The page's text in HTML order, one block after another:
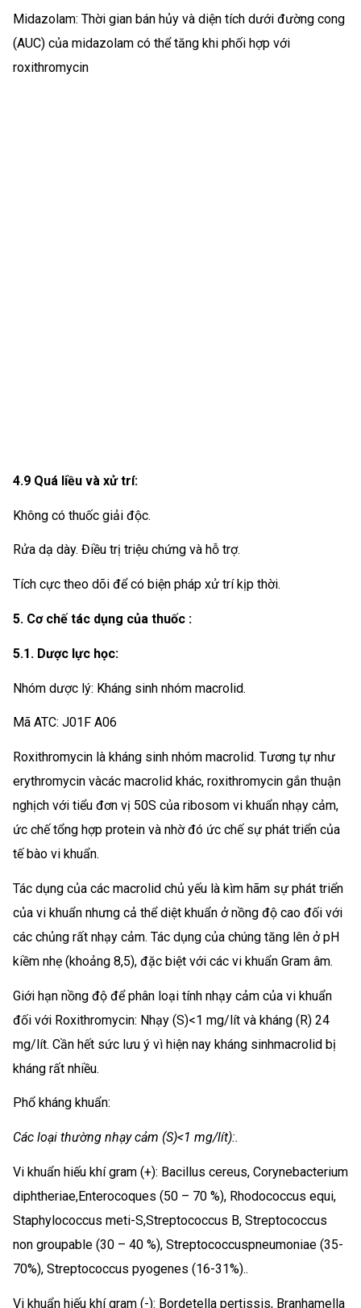
Midazolam: Thời gian bán hủy và diện tích dưới đường cong
(AUC) của midazolam có thể tăng khi phối hợp với
roxithromycin
4.9 Quá liều và xử trí:
Không có thuốc giải độc.
Rửa dạ dày. Điều trị triệu chứng và hỗ trợ.
Tích cực theo dõi để có biện pháp xử trí kịp thời.
5. Cơ chế tác dụng của thuốc :
5.1. Dược lực học:
Nhóm dược lý: Kháng sinh nhóm macrolid.
Mã ATC: J01F A06
Roxithromycin là kháng sinh nhóm macrolid. Tương tự như
erythromycin vàcác macrolid khác, roxithromycin gắn thuận
nghịch với tiểu đơn vị 50S của ribosom vi khuẩn nhạy cảm,
ức chế tổng hợp protein và nhờ đó ức chế sự phát triển của
tế bào vi khuẩn.
Tác dụng của các macrolid chủ yếu là kìm hãm sự phát triển
của vi khuẩn nhưng cả thể diệt khuẩn ở nồng độ cao đối với
các chủng rất nhạy cảm. Tác dụng của chúng tăng lên ở pH
kiềm nhẹ (khoảng 8,5), đặc biệt với các vi khuẩn Gram âm.
Giới hạn nồng độ để phân loại tính nhạy cảm của vi khuẩn
đối với Roxithromycin: Nhạy (S)<1 mg/lít và kháng (R) 24
mg/lít. Cần hết sức lưu ý vì hiện nay kháng sinhmacrolid bị
kháng rất nhiều.
Phổ kháng khuẩn:
Các loại thường nhạy cảm (S)<1 mg/lít):.
Vi khuẩn hiếu khí gram (+): Bacillus cereus, Corynebacterium
diphtheriae,Enterocoques (50 – 70 %), Rhodococcus equi,
Staphylococcus meti-S,Streptococcus B, Streptococcus
non groupable (30 – 40 %), Streptococcuspneumoniae (35-
70%), Streptococcus pyogenes (16-31%)..
Vi khuẩn hiếu khí gram (-): Bordetella pertissis, Branhamella